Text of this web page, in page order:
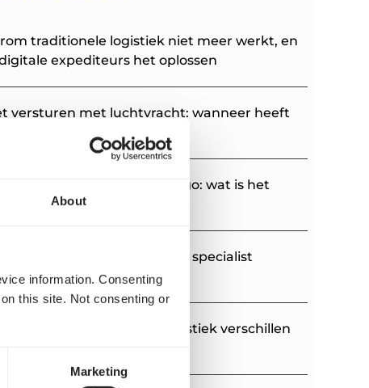
About
information. Consenting
this site. Not consenting or
Marketing
traditionele logistiek niet meer werkt, en
expediteurs het oplossen
versturen met luchtvracht: wanneer heeft
pallet versturen of Quicargo: wat is het
pallet verzenden of liever via specialist
online vacatures in logistiek verschillen